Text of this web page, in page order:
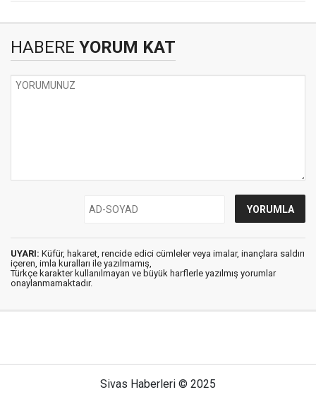
HABERE YORUM KAT
UYARI: Küfür, hakaret, rencide edici cümleler veya imalar, inançlara saldırı
içeren, imla kuralları ile yazılmamış,
Türkçe karakter kullanılmayan ve büyük harflerle yazılmış yorumlar
onaylanmamaktadır.
Sivas Haberleri © 2025